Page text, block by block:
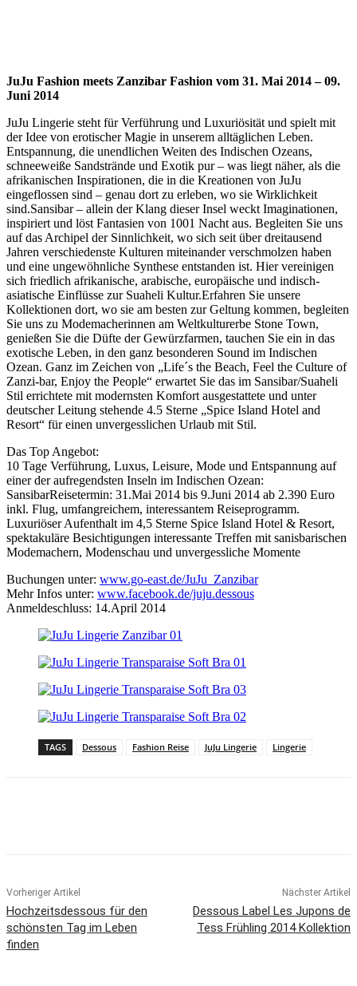
JuJu Fashion meets Zanzibar Fashion vom 31. Mai 2014 – 09.
Juni 2014
JuJu Lingerie steht für Verführung und Luxuriösität und spielt mit
der Idee von erotischer Magie in unserem alltäglichen Leben.
Entspannung, die unendlichen Weiten des Indischen Ozeans,
schneeweiße Sandstrände und Exotik pur – was liegt näher, als die
afrikanischen Inspirationen, die in die Kreationen von JuJu
eingeflossen sind – genau dort zu erleben, wo sie Wirklichkeit
sind.Sansibar – allein der Klang dieser Insel weckt Imaginationen,
inspiriert und löst Fantasien von 1001 Nacht aus. Begleiten Sie uns
auf das Archipel der Sinnlichkeit, wo sich seit über dreitausend
Jahren verschiedenste Kulturen miteinander verschmolzen haben
und eine ungewöhnliche Synthese entstanden ist. Hier vereinigen
sich friedlich afrikanische, arabische, europäische und indisch-
asiatische Einflüsse zur Suaheli Kultur.Erfahren Sie unsere
Kollektionen dort, wo sie am besten zur Geltung kommen, begleiten
Sie uns zu Modemacherinnen am Weltkulturerbe Stone Town,
genießen Sie die Düfte der Gewürzfarmen, tauchen Sie ein in das
exotische Leben, in den ganz besonderen Sound im Indischen
Ozean. Ganz im Zeichen von „Life´s the Beach, Feel the Culture of
Zanzi-bar, Enjoy the People“ erwartet Sie das im Sansibar/Suaheli
Stil errichtete mit modernsten Komfort ausgestattete und unter
deutscher Leitung stehende 4.5 Sterne „Spice Island Hotel and
Resort“ für einen unvergesslichen Urlaub mit Stil.
Das Top Angebot:
10 Tage Verführung, Luxus, Leisure, Mode und Entspannung auf
einer der aufregendsten Inseln im Indischen Ozean:
SansibarReisetermin: 31.Mai 2014 bis 9.Juni 2014 ab 2.390 Euro
inkl. Flug, umfangreichem, interessantem Reiseprogramm.
Luxuriöser Aufenthalt im 4,5 Sterne Spice Island Hotel & Resort,
spektakuläre Besichtigungen interessante Treffen mit sanisbarischen
Modemachern, Modenschau und unvergessliche Momente
Buchungen unter: www.go-east.de/JuJu_Zanzibar
Mehr Infos unter: www.facebook.de/juju.dessous
Anmeldeschluss: 14.April 2014
TAGS Dessous Fashion Reise JuJu Lingerie Lingerie
Vorheriger Artikel
Hochzeitsdessous für den
schönsten Tag im Leben
finden
Nächster Artikel
Dessous Label Les Jupons de
Tess Frühling 2014 Kollektion